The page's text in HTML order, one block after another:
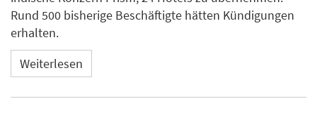
Rund 500 bisherige Beschäftigte hätten Kündigungen
erhalten.
Weiterlesen